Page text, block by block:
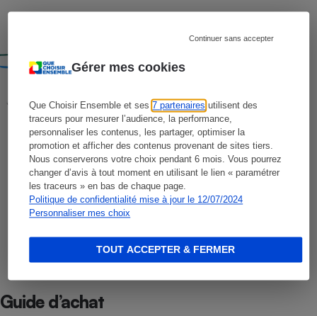
Gérer mes cookies
Que Choisir Ensemble et ses7 partenaires utilisent des
traceurs pour mesurer l’audience, la performance,
personnaliser les contenus, les partager, optimiser la
promotion et afficher des contenus provenant de sites tiers.
Nous conserverons votre choix pendant 6 mois. Vous pourrez
changer d’avis à tout moment en utilisant le lien « paramétrer
les traceurs » en bas de chaque page.
Politique de confidentialité mise à jour le 12/07/2024
Personnaliser mes choix
Continuer sans accepter
TOUT ACCEPTER & FERMER
Fournisseurs d’accès à Internet
Tablettes tactiles
Kits CPL
COMPARATIF
Guide d’achat